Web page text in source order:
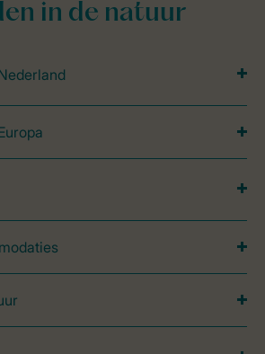
in de natuur